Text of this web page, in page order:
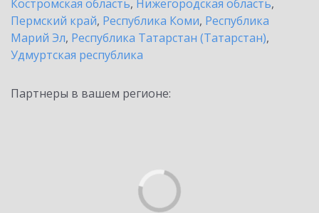
Костромская область, Нижегородская область,
Пермский край, Республика Коми, Республика
Марий Эл, Республика Татарстан (Татарстан),
Удмуртская республика
Партнеры в вашем регионе: